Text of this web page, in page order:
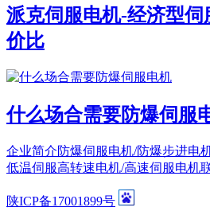
派克伺服电机-经济型
价比
什么场合需要防爆伺服
企业简介防爆伺服电机/防爆步进电
低温伺服高转速电机/高速伺服电机
陕ICP备17001899号